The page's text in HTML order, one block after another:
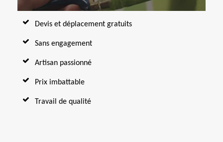
Devis et déplacement gratuits
Sans engagement
Artisan passionné
Prix imbattable
Travail de qualité